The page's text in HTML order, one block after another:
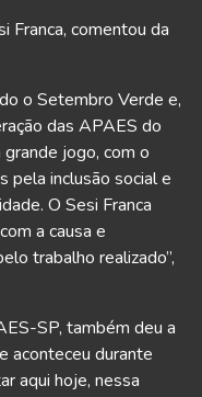
Franca, comentou da
o Setembro Verde e,
das APAES do
jogo, com o
pela inclusão social e
O Sesi Franca
a causa e
trabalho realizado”,
SP, também deu a
aconteceu durante
aqui hoje, nessa